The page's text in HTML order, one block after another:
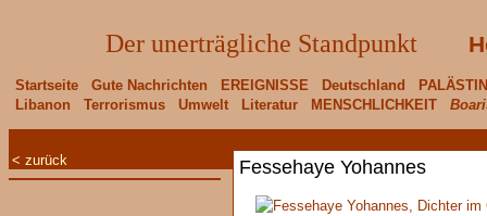
Der unerträgliche Standpunkt
Startseite Gute Nachrichten EREIGNISSE Deutschland
Libanon
Terrorismus Umwelt Literatur MENSCHLICHKEIT
< zurück Fessehaye Yohannes